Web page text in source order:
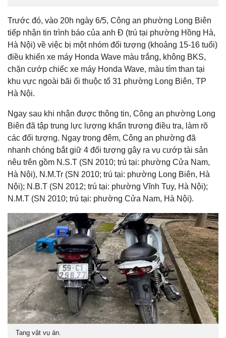
Trước đó, vào 20h ngày 6/5, Công an phường Long Biên
tiếp nhận tin trình báo của anh Đ (trú tại phường Hồng Hà,
Hà Nội) về việc bị một nhóm đối tượng (khoảng 15-16 tuổi)
điều khiển xe máy Honda Wave màu trắng, không BKS,
chặn cướp chiếc xe máy Honda Wave, màu tím than tại
khu vực ngoài bãi ổi thuộc tổ 31 phường Long Biên, TP
Hà Nội.
Ngay sau khi nhận được thông tin, Công an phường Long
Biên đã tập trung lực lượng khẩn trương điều tra, làm rõ
các đối tượng. Ngay trong đêm, Công an phường đã
nhanh chóng bắt giữ 4 đối tượng gây ra vụ cướp tài sản
nêu trên gồm N.S.T (SN 2010; trú tại: phường Cửa Nam,
Hà Nội), N.M.Tr (SN 2010; trú tại: phường Long Biên, Hà
Nội); N.B.T (SN 2012; trú tại: phường Vĩnh Tuy, Hà Nội);
N.M.T (SN 2010; trú tại: phường Cửa Nam, Hà Nội).
Tang vật vụ án.